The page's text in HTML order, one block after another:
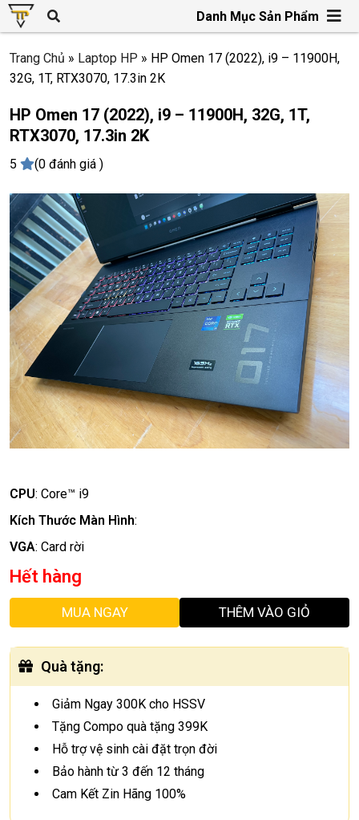
Danh Mục Sản Phẩm
Trang Chủ » Laptop HP » HP Omen 17 (2022), i9 – 11900H,
32G, 1T, RTX3070, 17.3in 2K
HP Omen 17 (2022), i9 – 11900H, 32G, 1T,
RTX3070, 17.3in 2K
5 (0 đánh giá )
CPU: Core™ i9
Kích Thước Màn Hình:
VGA: Card rời
Hết hàng
MUA NGAY THÊM VÀO GIỎ
Quà tặng:
Giảm Ngay 300K cho HSSV
Tặng Compo quà tặng 399K
Hỗ trợ vệ sinh cài đặt trọn đời
Bảo hành từ 3 đến 12 tháng
Cam Kết Zin Hãng 100%